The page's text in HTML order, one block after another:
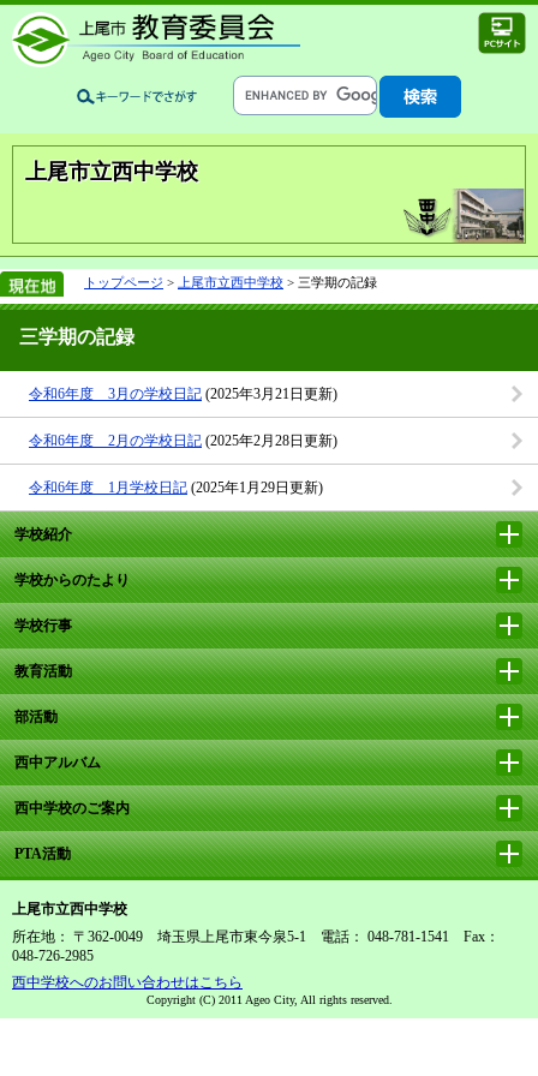
上尾市立西中学校
トップページ > 上尾市立西中学校 > 三学期の記録
三学期の記録
令和6年度 3月の学校日記 (2025年3月21日更新)
令和6年度 2月の学校日記 (2025年2月28日更新)
令和6年度 1月学校日記 (2025年1月29日更新)
学校紹介
学校からのたより
学校行事
教育活動
部活動
西中アルバム
西中学校のご案内
PTA活動
上尾市立西中学校
所在地： 〒362-0049 埼玉県上尾市東今泉5-1 電話： 048-781-1541 Fax：
048-726-2985
西中学校へのお問い合わせはこちら
Copyright (C) 2011 Ageo City, All rights reserved.